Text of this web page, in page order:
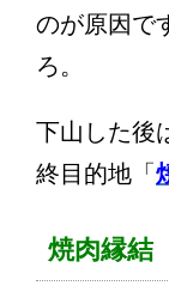
のが原因で
ろ。
下山した後
終目的地「
焼肉縁結